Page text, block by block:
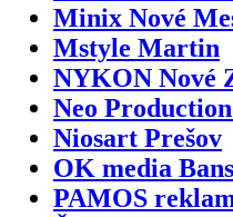
Minix Nové
Mstyle Martin
NYKON Nové
Neo
Niosart Prešov
OK media
PAMOS